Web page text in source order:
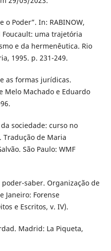
o Poder”. In: RABINOW,
Foucault: uma trajetória
e da hermenêutica. Rio
1995. p. 231-249.
as formas jurídicas.
Melo Machado e Eduardo
da sociedade: curso no
Tradução de Maria
São Paulo: WMF
poder-saber. Organização de
Janeiro: Forense
e Escritos, v. IV).
Madrid: La Piqueta,